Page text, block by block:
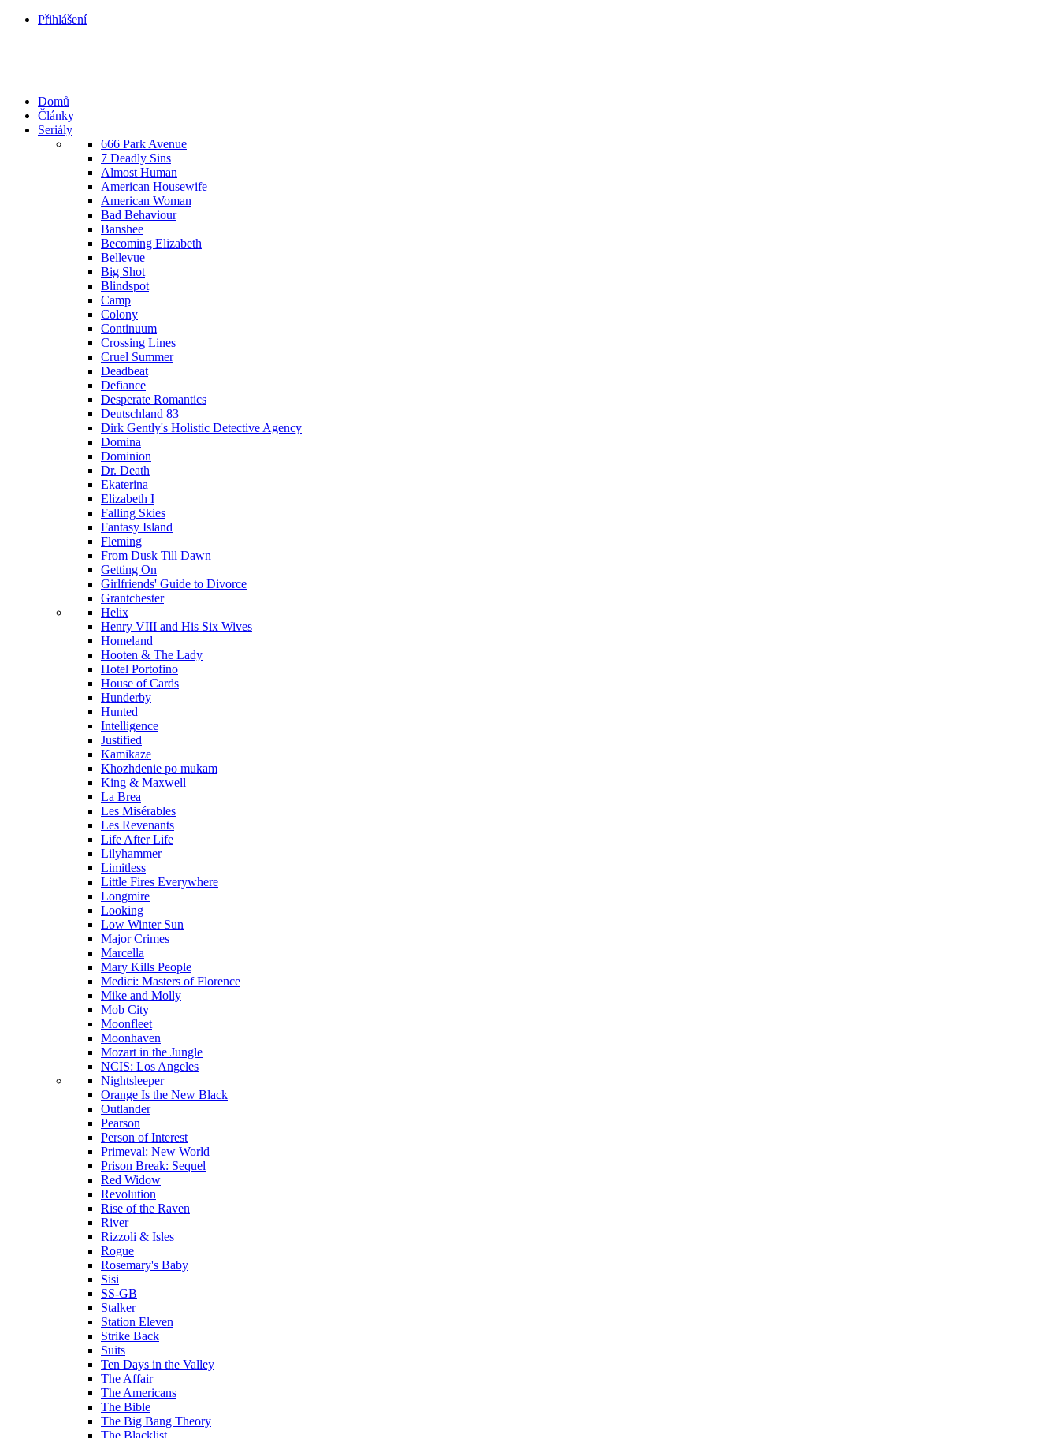
Přihlášení
Domů
Články
Seriály
666 Park Avenue
7 Deadly Sins
Almost Human
American Housewife
American Woman
Bad Behaviour
Banshee
Becoming Elizabeth
Bellevue
Big Shot
Blindspot
Camp
Colony
Continuum
Crossing Lines
Cruel Summer
Deadbeat
Defiance
Desperate Romantics
Deutschland 83
Dirk Gently's Holistic Detective Agency
Domina
Dominion
Dr. Death
Ekaterina
Elizabeth I
Falling Skies
Fantasy Island
Fleming
From Dusk Till Dawn
Getting On
Girlfriends' Guide to Divorce
Grantchester
Helix
Henry VIII and His Six Wives
Homeland
Hooten & The Lady
Hotel Portofino
House of Cards
Hunderby
Hunted
Intelligence
Justified
Kamikaze
Khozhdenie po mukam
King & Maxwell
La Brea
Les Misérables
Les Revenants
Life After Life
Lilyhammer
Limitless
Little Fires Everywhere
Longmire
Looking
Low Winter Sun
Major Crimes
Marcella
Mary Kills People
Medici: Masters of Florence
Mike and Molly
Mob City
Moonfleet
Moonhaven
Mozart in the Jungle
NCIS: Los Angeles
Nightsleeper
Orange Is the New Black
Outlander
Pearson
Person of Interest
Primeval: New World
Prison Break: Sequel
Red Widow
Revolution
Rise of the Raven
River
Rizzoli & Isles
Rogue
Rosemary's Baby
Sisi
SS-GB
Stalker
Station Eleven
Strike Back
Suits
Ten Days in the Valley
The Affair
The Americans
The Bible
The Big Bang Theory
The Blacklist